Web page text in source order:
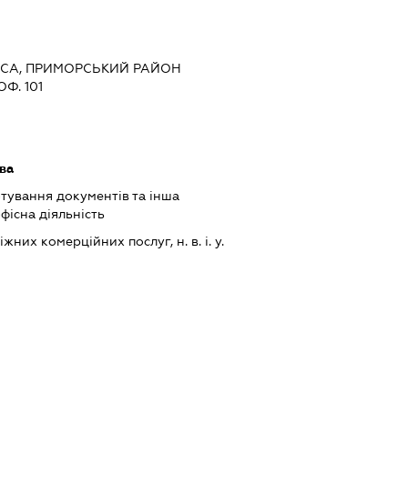
ПРИМОРСЬКИЙ РАЙОН
101
документів та інша
діяльність
комерційних послуг, н. в. і. у.